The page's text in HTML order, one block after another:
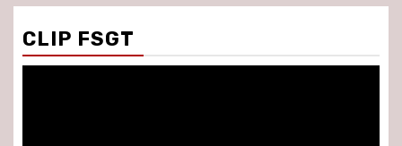
CLIP FSGT